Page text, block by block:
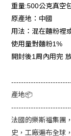
重量:500公克真空
原產地：中國
用法：混在麵粉裡
使用量對麵粉1%
開封後1周內用完
產地📦
法國的樂斯福集團
史，工廠遍布全球